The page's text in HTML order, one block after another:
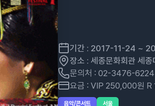
기간 : 2017-11-24 ~
장소 : 세종문화회관 세종
문의처 : 02-3476-6224
요금 : VIP 250,000원
음악/콘서트 서울